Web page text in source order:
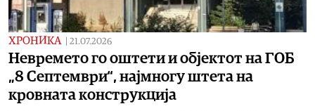
ХРОНИКА 21.07.2026
Невремето го оштети и објектот на ГОБ
„8 Септември“, најмногу штета на
кровната конструкција